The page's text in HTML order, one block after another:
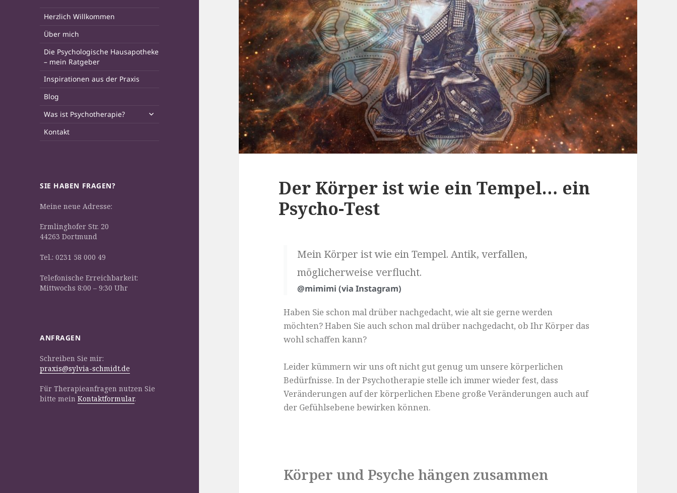
Herzlich Willkommen
Über mich
Die Psychologische Hausapotheke
– mein Ratgeber
Inspirationen aus der Praxis
Blog
Was ist Psychotherapie?
Kontakt
SIE HABEN FRAGEN?
Meine neue Adresse:
Ermlinghofer Str. 20
44263 Dortmund
Tel.: 0231 58 000 49
Telefonische Erreichbarkeit:
Mittwochs 8:00 – 9:30 Uhr
ANFRAGEN
Schreiben Sie mir:
praxis@sylvia-schmidt.de
Für Therapieanfragen nutzen Sie
bitte meinKontaktformular.
Der Körper ist wie ein Tempel… ein
Psycho-Test
Mein Körper ist wie ein Tempel. Antik, verfallen,
möglicherweise verflucht.
@mimimi (via Instagram)
Haben Sie schon mal drüber nachgedacht, wie alt sie gerne werden
möchten? Haben Sie auch schon mal drüber nachgedacht, ob Ihr Körper das
wohl schaffen kann?
Leider kümmern wir uns oft nicht gut genug um unsere körperlichen
Bedürfnisse. In der Psychotherapie stelle ich immer wieder fest, dass
Veränderungen auf der körperlichen Ebene große Veränderungen auch auf
der Gefühlsebene bewirken können.
Körper und Psyche hängen zusammen